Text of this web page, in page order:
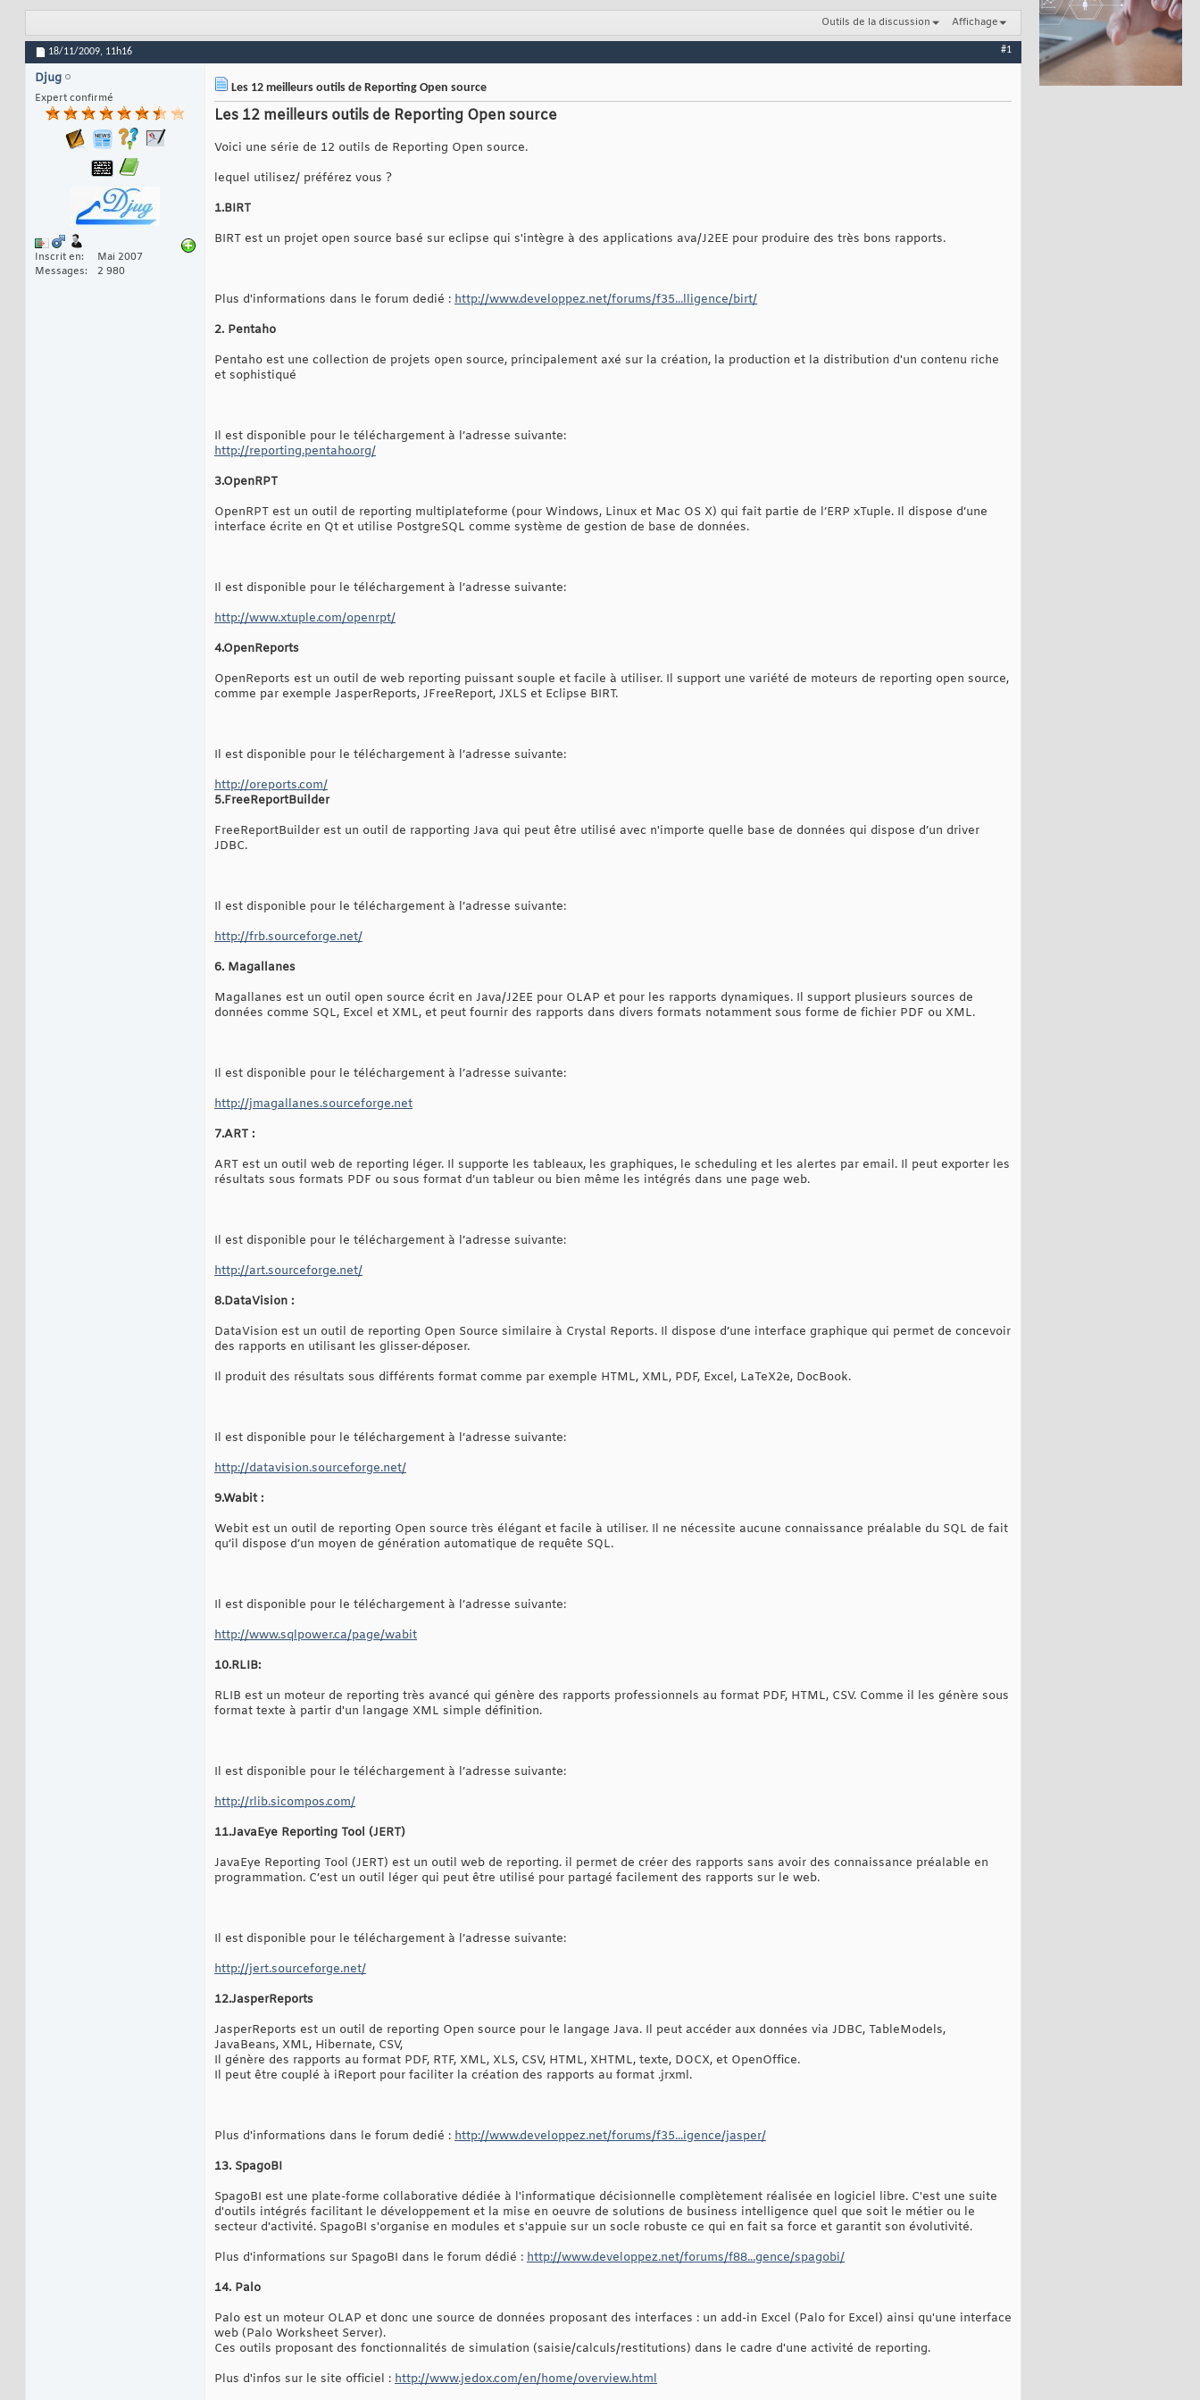
Outils de la discussion Affichage
18/11/2009, 11h16 #1
Djug
Expert confirmé
Inscrit en
Mai 2007
Messages
2 980
Les 12 meilleurs outils de Reporting Open source
Les 12 meilleurs outils de Reporting Open source
Voici une série de 12 outils de Reporting Open source.
lequel utilisez/ préférez vous ?
1.BIRT
BIRT est un projet open source basé sur eclipse qui s'intègre à des applications ava/J2EE pour produire des très bons rapports.
Plus d'informations dans le forum dedié : http://www.developpez.net/forums/f35...lligence/birt/
2. Pentaho
Pentaho est une collection de projets open source, principalement axé sur la création, la production et la distribution d'un contenu riche
et sophistiqué
Il est disponible pour le téléchargement à l’adresse suivante:
http://reporting.pentaho.org/
3.OpenRPT
OpenRPT est un outil de reporting multiplateforme (pour Windows, Linux et Mac OS X) qui fait partie de l’ERP xTuple. Il dispose d’une
interface écrite en Qt et utilise PostgreSQL comme système de gestion de base de données.
Il est disponible pour le téléchargement à l’adresse suivante:
http://www.xtuple.com/openrpt/
4.OpenReports
OpenReports est un outil de web reporting puissant souple et facile à utiliser. Il support une variété de moteurs de reporting open source,
comme par exemple JasperReports, JFreeReport, JXLS et Eclipse BIRT.
Il est disponible pour le téléchargement à l’adresse suivante:
http://oreports.com/
5.FreeReportBuilder
FreeReportBuilder est un outil de rapporting Java qui peut être utilisé avec n'importe quelle base de données qui dispose d’un driver
JDBC.
Il est disponible pour le téléchargement à l’adresse suivante:
http://frb.sourceforge.net/
6. Magallanes
Magallanes est un outil open source écrit en Java/J2EE pour OLAP et pour les rapports dynamiques. Il support plusieurs sources de
données comme SQL, Excel et XML, et peut fournir des rapports dans divers formats notamment sous forme de fichier PDF ou XML.
Il est disponible pour le téléchargement à l’adresse suivante:
http://jmagallanes.sourceforge.net
7.ART :
ART est un outil web de reporting léger. Il supporte les tableaux, les graphiques, le scheduling et les alertes par email. Il peut exporter les
résultats sous formats PDF ou sous format d’un tableur ou bien même les intégrés dans une page web.
Il est disponible pour le téléchargement à l’adresse suivante:
http://art.sourceforge.net/
8.DataVision :
DataVision est un outil de reporting Open Source similaire à Crystal Reports. Il dispose d’une interface graphique qui permet de concevoir
des rapports en utilisant les glisser-déposer.
Il produit des résultats sous différents format comme par exemple HTML, XML, PDF, Excel, LaTeX2e, DocBook.
Il est disponible pour le téléchargement à l’adresse suivante:
http://datavision.sourceforge.net/
9.Wabit :
Webit est un outil de reporting Open source très élégant et facile à utiliser. Il ne nécessite aucune connaissance préalable du SQL de fait
qu’il dispose d’un moyen de génération automatique de requête SQL.
Il est disponible pour le téléchargement à l’adresse suivante:
http://www.sqlpower.ca/page/wabit
10.RLIB:
RLIB est un moteur de reporting très avancé qui génère des rapports professionnels au format PDF, HTML, CSV. Comme il les génère sous
format texte à partir d'un langage XML simple définition.
Il est disponible pour le téléchargement à l’adresse suivante:
http://rlib.sicompos.com/
11.JavaEye Reporting Tool (JERT)
JavaEye Reporting Tool (JERT) est un outil web de reporting. il permet de créer des rapports sans avoir des connaissance préalable en
programmation. C’est un outil léger qui peut être utilisé pour partagé facilement des rapports sur le web.
Il est disponible pour le téléchargement à l’adresse suivante:
http://jert.sourceforge.net/
12.JasperReports
JasperReports est un outil de reporting Open source pour le langage Java. Il peut accéder aux données via JDBC, TableModels,
JavaBeans, XML, Hibernate, CSV,
Il génère des rapports au format PDF, RTF, XML, XLS, CSV, HTML, XHTML, texte, DOCX, et OpenOffice.
Il peut être couplé à iReport pour faciliter la création des rapports au format .jrxml.
Plus d'informations dans le forum dedié : http://www.developpez.net/forums/f35...igence/jasper/
13. SpagoBI
SpagoBI est une plate-forme collaborative dédiée à l'informatique décisionnelle complètement réalisée en logiciel libre. C'est une suite
d'outils intégrés facilitant le développement et la mise en oeuvre de solutions de business intelligence quel que soit le métier ou le
secteur d'activité. SpagoBI s'organise en modules et s'appuie sur un socle robuste ce qui en fait sa force et garantit son évolutivité.
Plus d'informations sur SpagoBI dans le forum dédié : http://www.developpez.net/forums/f88...gence/spagobi/
14. Palo
Palo est un moteur OLAP et donc une source de données proposant des interfaces : un add-in Excel (Palo for Excel) ainsi qu'une interface
web (Palo Worksheet Server).
Ces outils proposant des fonctionnalités de simulation (saisie/calculs/restitutions) dans le cadre d'une activité de reporting.
Plus d'infos sur le site officiel : http://www.jedox.com/en/home/overview.html